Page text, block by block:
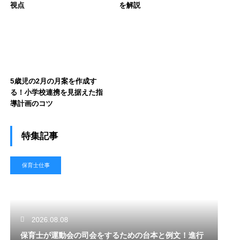
視点
を解説
5歳児の2月の月案を作成す
る！小学校連携を見据えた指
導計画のコツ
特集記事
保育士仕事
2026.08.08
保育士が運動会の司会をするための台本と例文！進行